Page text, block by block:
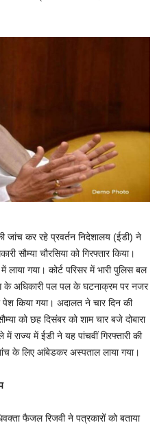
जांच कर रहे प्रवर्तन निदेशालय (ईडी) ने
सौम्या चौरसिया को गिरफ्तार किया।
लाया गया। कोर्ट परिसर में भारी पुलिस बल
के अधिकारी पल पल के घटनाक्रम पर नजर
किया गया। अदालत ने चार दिन की
को छह दिसंबर को शाम चार बजे दोबारा
में राज्य में ईडी ने यह पांचवीं गिरफ्तारी की
के लिए आंबेडकर अस्पताल लाया गया।
फैजल रिजवी ने पत्रकारों को बताया